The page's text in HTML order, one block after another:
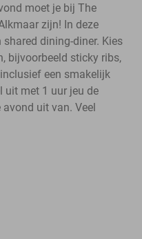
moet je bij The
zijn! In deze
dining-diner. Kies
bijvoorbeeld sticky ribs,
een smakelijk
uit met 1 uur jeu de
uit van. Veel